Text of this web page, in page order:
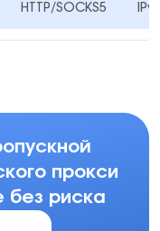
HTTP/SOCKS5
прокси
без риска